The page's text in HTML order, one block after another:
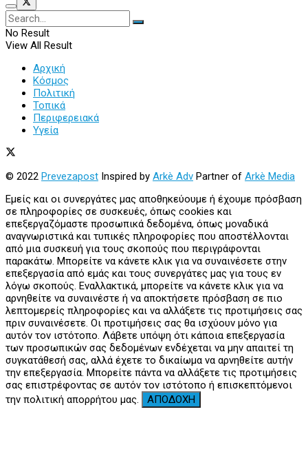
No Result
View All Result
Αρχική
Κόσμος
Πολιτική
Τοπικά
Περιφερειακά
Υγεία
© 2022 Prevezapost Inspired by Arkè Adv Partner of Arkè Media
Εμείς και οι συνεργάτες μας αποθηκεύουμε ή έχουμε πρόσβαση
σε πληροφορίες σε συσκευές, όπως cookies και
επεξεργαζόμαστε προσωπικά δεδομένα, όπως μοναδικά
αναγνωριστικά και τυπικές πληροφορίες που αποστέλλονται
από μια συσκευή για τους σκοπούς που περιγράφονται
παρακάτω. Μπορείτε να κάνετε κλικ για να συναινέσετε στην
επεξεργασία από εμάς και τους συνεργάτες μας για τους εν
λόγω σκοπούς. Εναλλακτικά, μπορείτε να κάνετε κλικ για να
αρνηθείτε να συναινέστε ή να αποκτήσετε πρόσβαση σε πιο
λεπτομερείς πληροφορίες και να αλλάξετε τις προτιμήσεις σας
πριν συναινέσετε. Οι προτιμήσεις σας θα ισχύουν μόνο για
αυτόν τον ιστότοπο. Λάβετε υπόψη ότι κάποια επεξεργασία
των προσωπικών σας δεδομένων ενδέχεται να μην απαιτεί τη
συγκατάθεσή σας, αλλά έχετε το δικαίωμα να αρνηθείτε αυτήν
την επεξεργασία. Μπορείτε πάντα να αλλάξετε τις προτιμήσεις
σας επιστρέφοντας σε αυτόν τον ιστότοπο ή επισκεπτόμενοι
την πολιτική απορρήτου μας.
ΑΠΟΔΟΧΗ